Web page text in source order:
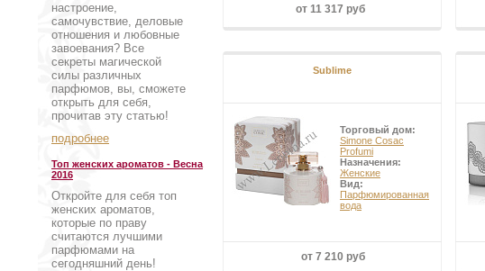
настроение,
самочувствие, деловые
отношения и любовные
завоевания? Все
секреты магической
силы различных
парфюмов, вы, сможете
открыть для себя,
прочитав эту статью!
подробнее
Топ женских ароматов - Весна
2016
Откройте для себя топ
женских ароматов,
которые по праву
считаются лучшими
парфюмами на
сегодняшний день!
от 11 317 руб
Sublime
Торговый дом:
Simone Cosac
Profumi
Назначения:
Женские
Вид:
Парфюмированная
вода
от 7 210 руб